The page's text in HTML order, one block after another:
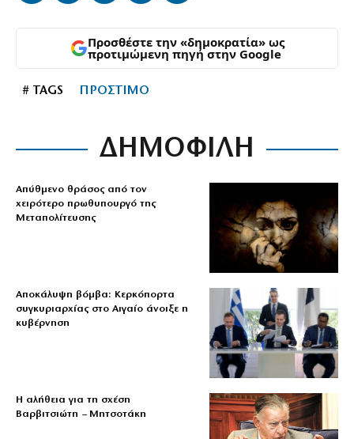
Προσθέστε την «δημοκρατία» ως
προτιμώμενη πηγή στην Google
# TAGS ΠΡΟΣΤΙΜΟ
ΔΗΜΟΦΙΛΗ
Απύθμενο θράσος από τον
χειρότερο πρωθυπουργό της
Μεταπολίτευσης
Αποκάλυψη βόμβα: Κερκόπορτα
συγκυριαρχίας στο Αιγαίο άνοιξε η
κυβέρνηση
Η αλήθεια για τη σχέση
Βαρβιτσιώτη – Μητσοτάκη